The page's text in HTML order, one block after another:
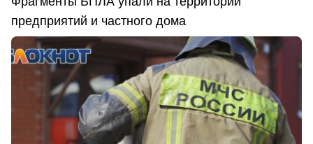
предприятий и частного дома